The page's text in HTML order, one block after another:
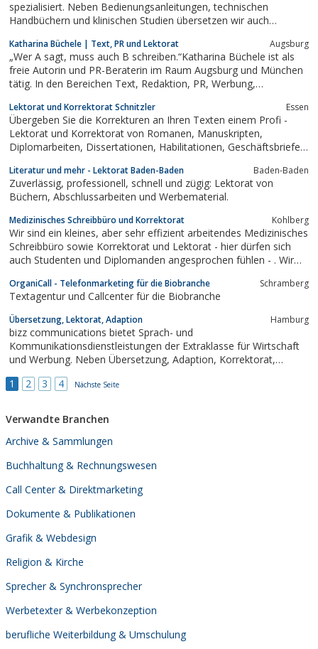
spezialisiert. Neben Bedienungsanleitungen, technischen
Handbüchern und klinischen Studien übersetzen wir auch
zählen auch beglaubigte Übersetzungen und Eilaufträge zu
unserem Portfolio. Neben den Sprachen...
Katharina Büchele | Text, PR und Lektorat Augsburg
„Wer A sagt, muss auch B schreiben.“Katharina Büchele ist als
freie Autorin und PR-Beraterin im Raum Augsburg und München
tätig. In den Bereichen Text, Redaktion, PR, Werbung,
maßgeschneiderte Kommunikationsmaßnahmen um, sowohl
online im Internet als auch offline...
Lektorat und Korrektorat Schnitzler Essen
Übergeben Sie die Korrekturen an Ihren Texten einem Profi -
Lektorat und Korrektorat von Romanen, Manuskripten,
Diplomarbeiten, Dissertationen, Habilitationen, Geschäftsbriefen
Literatur und mehr - Lektorat Baden-Baden Baden-Baden
Zuverlässig, professionell, schnell und zügig: Lektorat von
Büchern, Abschlussarbeiten und Werbematerial.
Medizinisches Schreibbüro und Korrektorat Kohlberg
Wir sind ein kleines, aber sehr effizient arbeitendes Medizinisches
Schreibbüro sowie Korrektorat und Lektorat - hier dürfen sich
auch Studenten und Diplomanden angesprochen fühlen - . Wir
zusammen und gehen auf Ihre Wünsche ganz individuell ein.
Ferner...
OrganiCall - Telefonmarketing für die Biobranche Schramberg
Textagentur und Callcenter für die Biobranche
Übersetzung, Lektorat, Adaption Hamburg
bizz communications bietet Sprach- und
Kommunikationsdienstleistungen der Extraklasse für Wirtschaft
und Werbung. Neben Übersetzung, Adaption, Korrektorat,
Leistungsspektrum der Agentur auch Layout, Satz,
1 2 3 4 Nächste Seite
Verwandte Branchen
Archive & Sammlungen
Buchhaltung & Rechnungswesen
Call Center & Direktmarketing
Dokumente & Publikationen
Grafik & Webdesign
Religion & Kirche
Sprecher & Synchronsprecher
Werbetexter & Werbekonzeption
berufliche Weiterbildung & Umschulung